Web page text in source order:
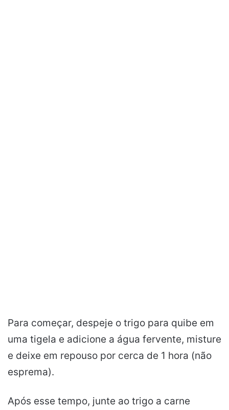
Para começar, despeje o trigo para quibe em
uma tigela e adicione a água fervente, misture
e deixe em repouso por cerca de 1 hora (não
esprema).
Após esse tempo, junte ao trigo a carne